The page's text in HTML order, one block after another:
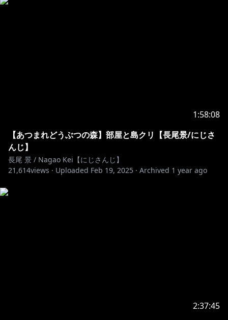
1:58:08
【あつまれどうぶつの森】部屋と島クリ【長尾景/にじさ
んじ】
長尾 景 / Nagao Kei【にじさんじ】
21,614views · Uploaded Feb 19, 2025 · Archived 1 year ago
2:37:45